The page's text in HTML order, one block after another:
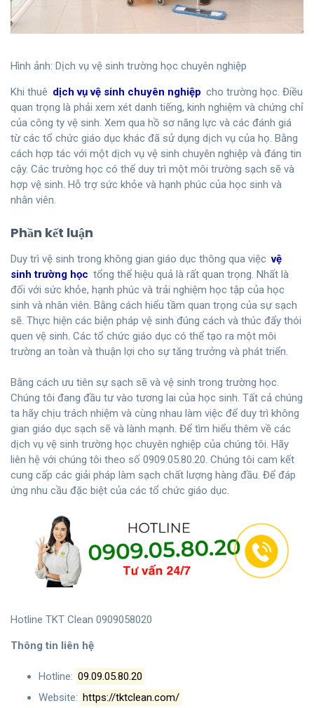
Hình ảnh: Dịch vụ vệ sinh trường học chuyên nghiệp
Khi thuê dịch vụ vệ sinh chuyên nghiệp cho trường học. Điều
quan trọng là phải xem xét danh tiếng, kinh nghiệm và chứng chỉ
của công ty vệ sinh. Xem qua hồ sơ năng lực và các đánh giá
từ các tổ chức giáo dục khác đã sử dụng dịch vụ của họ. Bằng
cách hợp tác với một dịch vụ vệ sinh chuyên nghiệp và đáng tin
cậy. Các trường học có thể duy trì một môi trường sạch sẽ và
hợp vệ sinh. Hỗ trợ sức khỏe và hạnh phúc của học sinh và
nhân viên.
Phần kết luận
Duy trì vệ sinh trong không gian giáo dục thông qua việc vệ
sinh trường học tổng thể hiệu quả là rất quan trọng. Nhất là
đối với sức khỏe, hạnh phúc và trải nghiệm học tập của học
sinh và nhân viên. Bằng cách hiểu tầm quan trọng của sự sạch
sẽ. Thực hiện các biện pháp vệ sinh đúng cách và thúc đẩy thói
quen vệ sinh. Các tổ chức giáo dục có thể tạo ra một môi
trường an toàn và thuận lợi cho sự tăng trưởng và phát triển.
Bằng cách ưu tiên sự sạch sẽ và vệ sinh trong trường học.
Chúng tôi đang đầu tư vào tương lai của học sinh. Tất cả chúng
ta hãy chịu trách nhiệm và cùng nhau làm việc để duy trì không
gian giáo dục sạch sẽ và lành mạnh. Để tìm hiểu thêm về các
dịch vụ vệ sinh trường học chuyên nghiệp của chúng tôi. Hãy
liên hệ với chúng tôi theo số 0909.05.80.20. Chúng tôi cam kết
cung cấp các giải pháp làm sạch chất lượng hàng đầu. Để đáp
ứng nhu cầu đặc biệt của các tổ chức giáo dục.
Hotline TKT Clean 0909058020
Thông tin liên hệ
Hotline: 09.09.05.80.20
Website: https://tktclean.com/